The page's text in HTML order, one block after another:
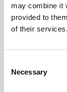
may combine it
provided to
of their services.
Selection
Necessary
Oracle JD
Gestione
l’invio di